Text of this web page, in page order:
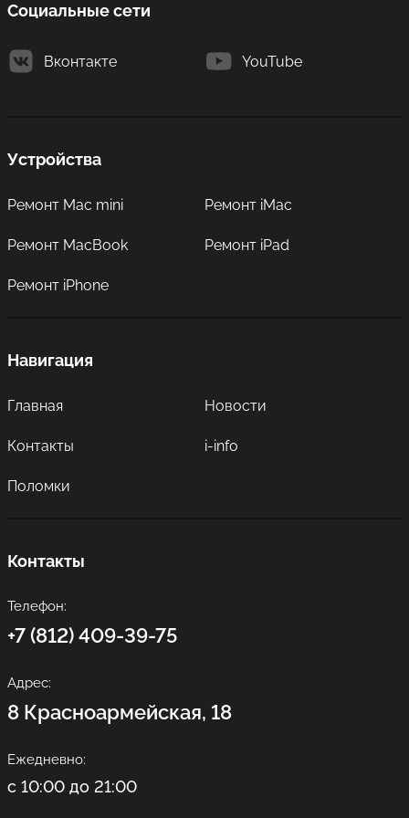
Социальные сети
Вконтакте YouTube
Устройства
Ремонт Mac mini Ремонт iMac
Ремонт MacBook Ремонт iPad
Ремонт iPhone
Навигация
Главная Новости
Контакты i-info
Поломки
Контакты
Телефон:
+7 (812) 409-39-75
Адрес:
8 Красноармейская, 18
Ежедневно:
с 10:00 до 21:00